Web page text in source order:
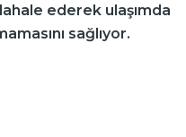
ederek ulaşımda
sağlıyor.